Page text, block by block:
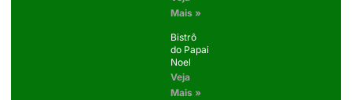
Mais »
Bistrô
do Papai
Noel
Veja
Mais »